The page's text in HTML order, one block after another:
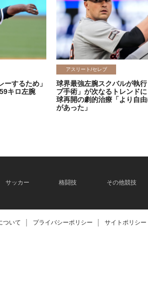
するため」
キロ左腕
アスリート/セレブ
球界最強左腕スクバルが執
プ手術」が次なるトレンド
球再開の劇的治療「より自
があった」
サッカー 格闘技 その他競技
ついて プライバシーポリシー サイトポリシー